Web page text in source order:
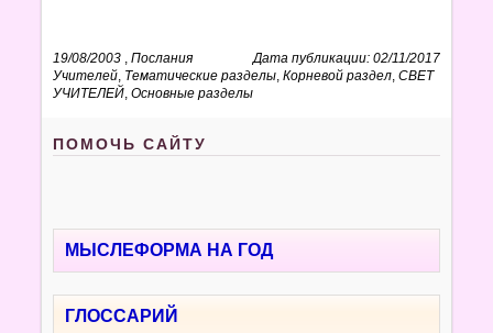
19/08/2003 Дата публикации: 02/11/2017
,Послания
Учителей Тематические разделы ,Корневой раздел ,СВЕТ
УЧИТЕЛЕЙ ,Основные разделы
ПОМОЧЬ САЙТУ
МЫСЛЕФОРМА НА ГОД
ГЛОССАРИЙ